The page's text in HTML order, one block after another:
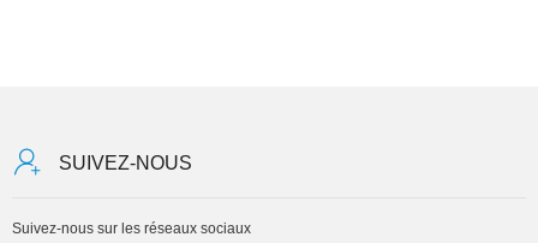
SUIVEZ-NOUS
Suivez-nous sur les réseaux sociaux